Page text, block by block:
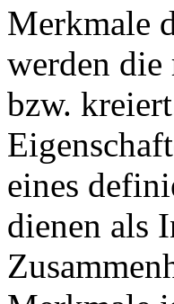
Merkmale
werden
bzw.
eines
dienen als